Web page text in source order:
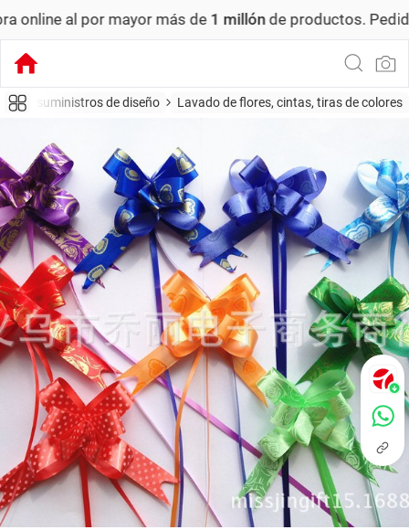
por mayor más de1 millónde productos. Pedido
suministros de diseño Lavado de flores, cintas, tiras de colores